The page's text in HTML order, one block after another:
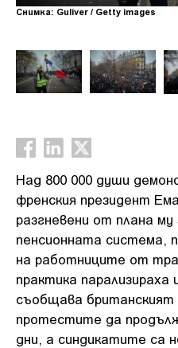
Снимка: Guliver / Getty images
Над 800 000 души
френския президент
разгневени от плана му
пенсионната система,
на работниците от
практика
съобщава британският
протестите да
дни, а синдикатите са